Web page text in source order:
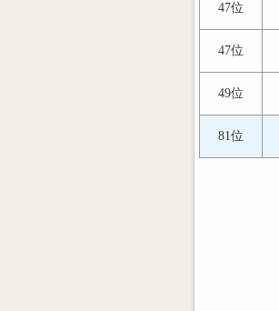
47位
47位
49位
81位